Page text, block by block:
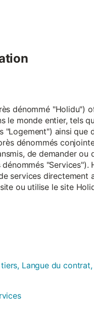
dénommé "Holidu")
le monde entier, tels
ainsi que
dénommés
de demander ou
"Services").
services directement
ou utilise le site
Langue du